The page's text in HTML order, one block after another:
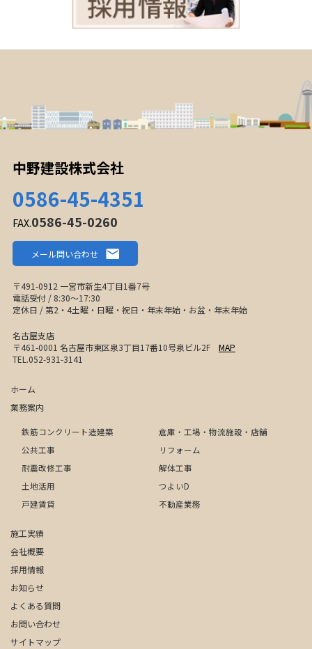
中野建設株式会社
0586-45-4351
FAX.0586-45-0260
メール問い合わせ
〒491-0912 一宮市新生4丁目1番7号
電話受付 / 8:30〜17:30
定休日 / 第2・4土曜・日曜・祝日・年末年始・お盆・年末年始
名古屋支店
〒461-0001 名古屋市東区泉3丁目17番10号泉ビル2F MAP
TEL.052-931-3141
ホーム
業務案内
鉄筋コンクリート造建築
倉庫・工場・物流施設・店舗
公共工事
リフォーム
耐震改修工事
解体工事
土地活用
つよいD
戸建賃貸
不動産業務
施工実績
会社概要
採用情報
お知らせ
よくある質問
お問い合わせ
サイトマップ